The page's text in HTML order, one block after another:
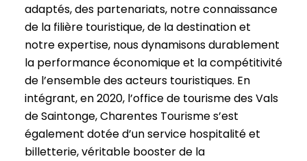
adaptés, des partenariats, notre connaissance
de la filière touristique, de la destination et
notre expertise, nous dynamisons durablement
la performance économique et la compétitivité
de l’ensemble des acteurs touristiques. En
intégrant, en 2020, l’office de tourisme des Vals
de Saintonge, Charentes Tourisme s’est
également dotée d’un service hospitalité et
billetterie, véritable booster de la